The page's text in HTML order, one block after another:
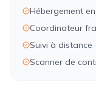
Hébergement
Coordinateur
Suivi à distance
Scanner de